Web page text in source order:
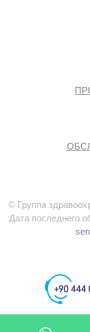
© Группа
Дата последнего